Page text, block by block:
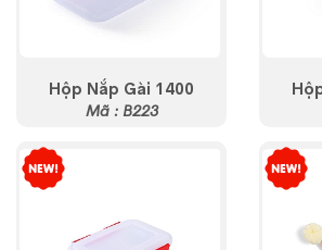
Hộp Nắp Gài 1400
Mã : B223